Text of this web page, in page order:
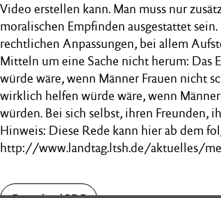
Video erstellen kann. Man muss nur
moralischen Empfinden ausgestattet
rechtlichen Anpassungen, bei allem
Mitteln um eine Sache nicht herum: Das
würde wäre, wenn Männer Frauen nicht
wirklich helfen würde wäre, wenn
würden. Bei sich selbst, ihren Freunden,
Hinweis: Diese Rede kann hier ab dem
http://www.landtag.ltsh.de/aktuelles/